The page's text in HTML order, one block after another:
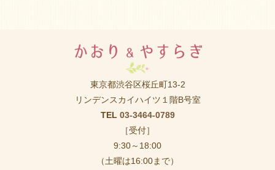
東京都渋谷区桜丘町13-2
リンデンスカイハイツ１階B号室
TEL 03-3464-0789
［受付］
9:30～18:00
（土曜は16:00まで）